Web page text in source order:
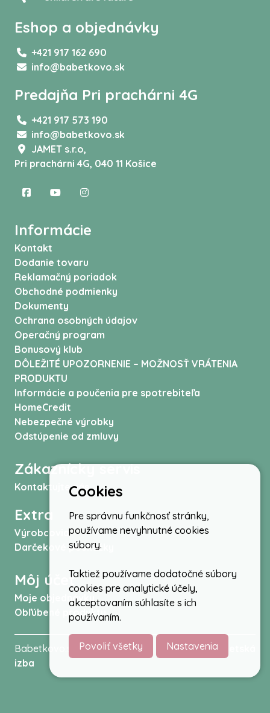
Eshop a objednávky
+421 917 162 690
info@babetkovo.sk
Predajňa Pri prachárni 4G
+421 917 573 190
info@babetkovo.sk
JAMET s.r.o,
Pri prachárni 4G, 040 11 Košice
Informácie
Kontakt
Dodanie tovaru
Reklamačný poriadok
Obchodné podmienky
Dokumenty
Ochrana osobných údajov
Operačný program
Bonusový klub
DÔLEŽITÉ UPOZORNENIE – MOŽNOSŤ VRÁTENIA
PRODUKTU
Informácie a poučenia pre spotrebiteľa
HomeCredit
Nebezpečné výrobky
Odstúpenie od zmluvy
Zákaznícky servis
Kontaktujte nás
Extra
Výrobcovia
Darčekové poukážky
Môj účet
Moje objednávky
Obľúbené produkty
Babetkovo.sk © 2026 -Kočíky autosedačky,
izba
Cookies
Pre správnu funkčnosť stránky,
používame nevyhnutné cookies
súbory.
Taktiež používame dodatočné súbory
cookies pre analytické účely,
akceptovaním súhlasíte s ich
používaním.
Povoliť všetky Nastavenia